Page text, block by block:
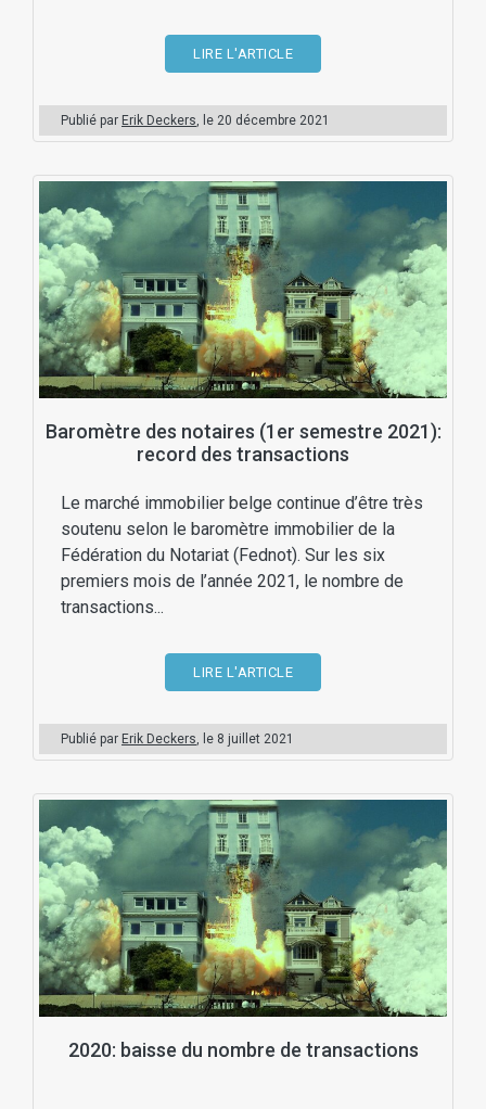
LIRE L'ARTICLE
Publié par Erik Deckers, le 20 décembre 2021
Baromètre des notaires (1er semestre 2021):
record des transactions
Le marché immobilier belge continue d’être très
soutenu selon le baromètre immobilier de la
Fédération du Notariat (Fednot). Sur les six
premiers mois de l’année 2021, le nombre de
transactions...
LIRE L'ARTICLE
Publié par Erik Deckers, le 8 juillet 2021
2020: baisse du nombre de transactions